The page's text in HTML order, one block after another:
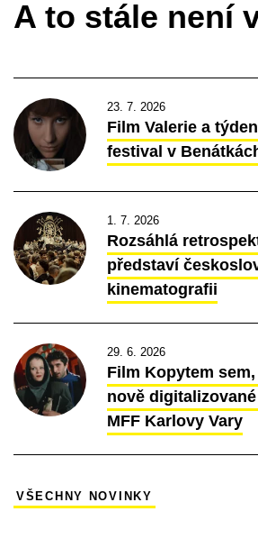
A to stále není
23. 7. 2026
Film Valerie a
festival v
1. 7. 2026
Rozsáhlá
představí
kinematografii
29. 6. 2026
Film Kopytem
nově
MFF Karlovy Vary
VŠECHNY NOVINKY